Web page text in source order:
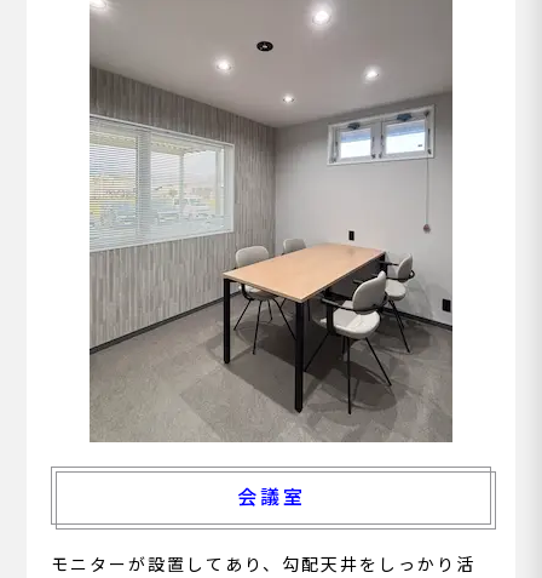
会議室
モニターが設置してあり、勾配天井をしっかり活